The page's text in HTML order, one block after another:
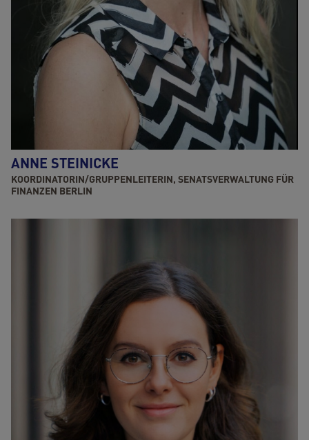
ANNE STEINICKE
KOORDINATORIN/GRUPPENLEITERIN, SENATSVERWALTUNG FÜR
FINANZEN BERLIN